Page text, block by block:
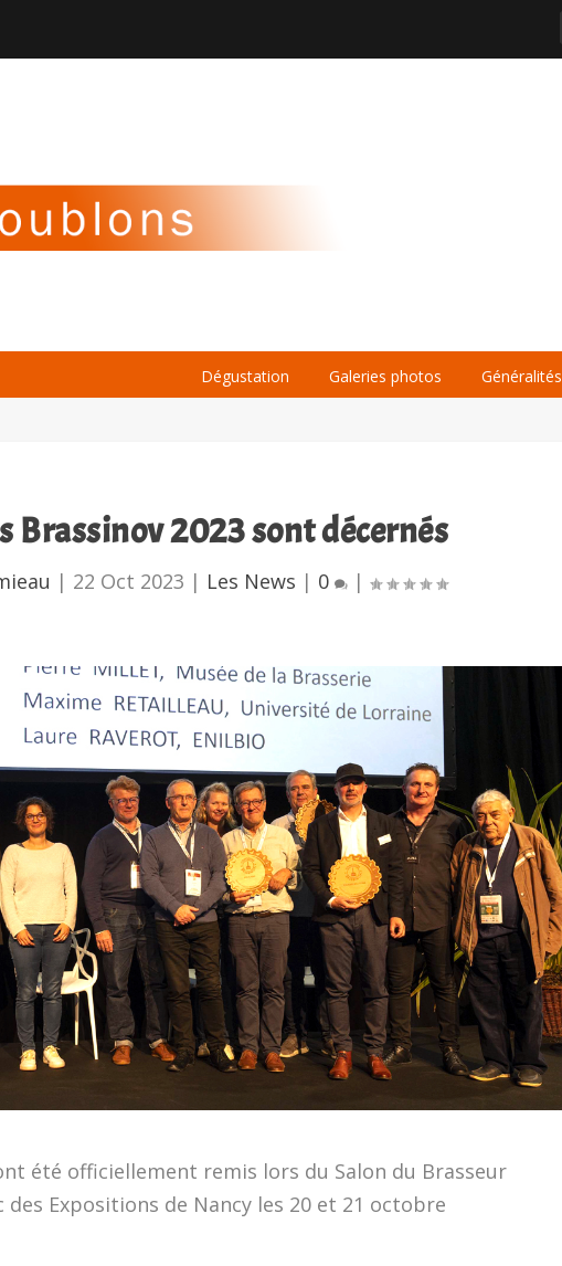
Dégustation Galeries photos Généralités
Brassinov 2023 sont décernés
| 22 Oct 2023 | Les News | 0 |
été officiellement remis lors du Salon du Brasseur
des Expositions de Nancy les 20 et 21 octobre